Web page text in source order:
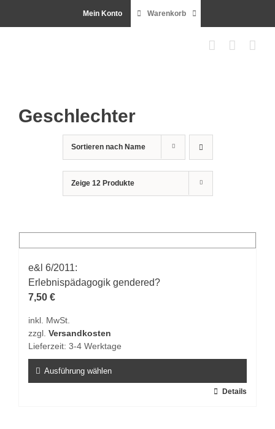
Mein Konto Warenkorb
Geschlechter
Sortieren nach Name
Zeige 12 Produkte
e&l 6/2011:
Erlebnispädagogik gendered?
7,50 €
inkl. MwSt.
zzgl. Versandkosten
Lieferzeit: 3-4 Werktage
Ausführung wählen
Details